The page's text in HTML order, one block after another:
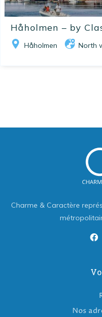
Håholmen – by
Håholmen North
Charme & Caractère
Nos